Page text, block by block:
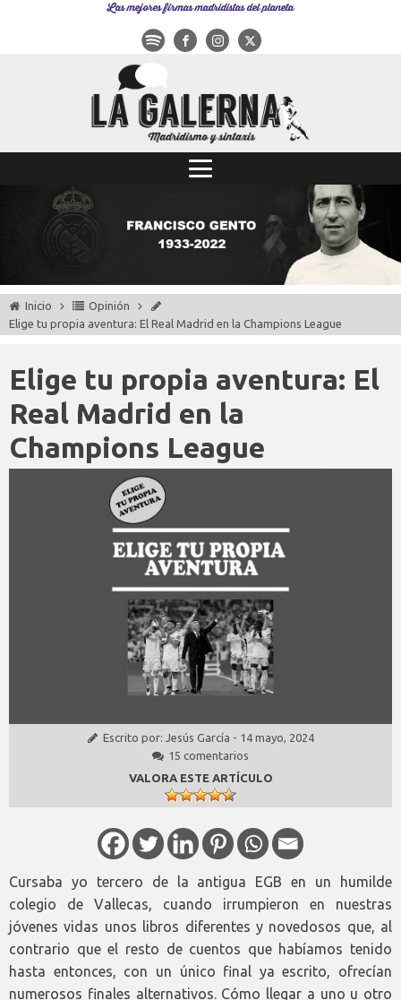
Las mejores firmas madridistas del planeta
Inicio
Opinión
Elige tu propia aventura: El Real Madrid en la Champions League
Elige tu propia aventura: El
Real Madrid en la
Champions League
Escrito por: Jesús García - 14 mayo, 2024
15 comentarios
VALORA ESTE ARTÍCULO
Cursaba yo tercero de la antigua EGB en un humilde
colegio de Vallecas, cuando irrumpieron en nuestras
jóvenes vidas unos libros diferentes y novedosos que, al
contrario que el resto de cuentos que habíamos tenido
hasta entonces, con un único final ya escrito, ofrecían
numerosos finales alternativos. Cómo llegar a uno u otro